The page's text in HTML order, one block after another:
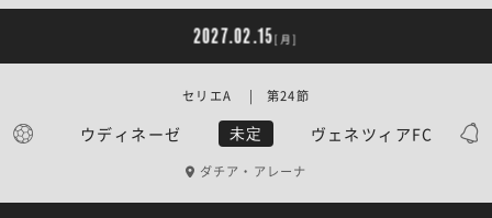
2027.02.15[月]
ウディネーゼ 未定 ヴェネツィアFC
セリエA | 第24節
ダチア・アレーナ